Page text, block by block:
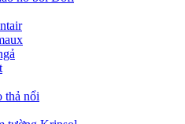
thả nổi